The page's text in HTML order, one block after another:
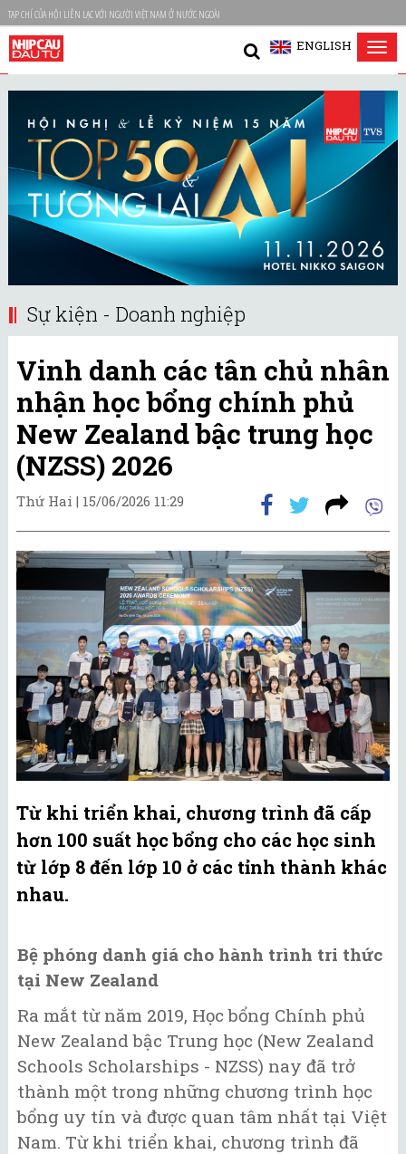
TẠP CHÍ CỦA HỘI LIÊN LẠC VỚI NGƯỜI VIỆT NAM Ở NƯỚC NGOÀI
ENGLISH
Sự kiện - Doanh nghiệp
Vinh danh các tân chủ nhân
nhận học bổng chính phủ
New Zealand bậc trung học
(NZSS) 2026
Thứ Hai | 15/06/2026 11:29
Từ khi triển khai, chương trình đã cấp
hơn 100 suất học bổng cho các học sinh
từ lớp 8 đến lớp 10 ở các tỉnh thành khác
nhau.
Bệ phóng danh giá cho hành trình tri thức
tại New Zealand
Ra mắt từ năm 2019, Học bổng Chính phủ
New Zealand bậc Trung học (New Zealand
Schools Scholarships - NZSS) nay đã trở
thành một trong những chương trình học
bổng uy tín và được quan tâm nhất tại Việt
Nam. Từ khi triển khai, chương trình đã